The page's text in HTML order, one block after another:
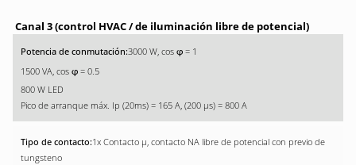
Canal 3 (control HVAC / de iluminación libre de potencial)
3000 W, cos φ = 1
1500 VA, cos φ = 0.5
800 W LED
Pico de arranque máx. Ip (20ms) = 165 A, (200 µs) = 800 A
1x Contacto µ, contacto NA libre de potencial con previo de
tungsteno